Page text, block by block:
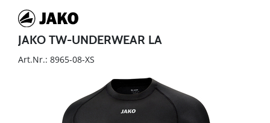
JAKO TW-UNDERWEAR LA
Art.Nr.: 8965-08-XS